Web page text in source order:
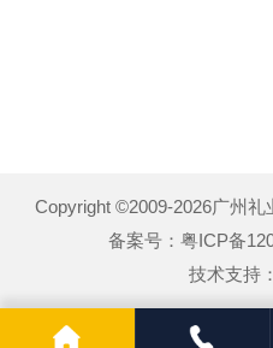
Copyright ©2009-2026广州
备案号： 粤ICP备
技术支持：